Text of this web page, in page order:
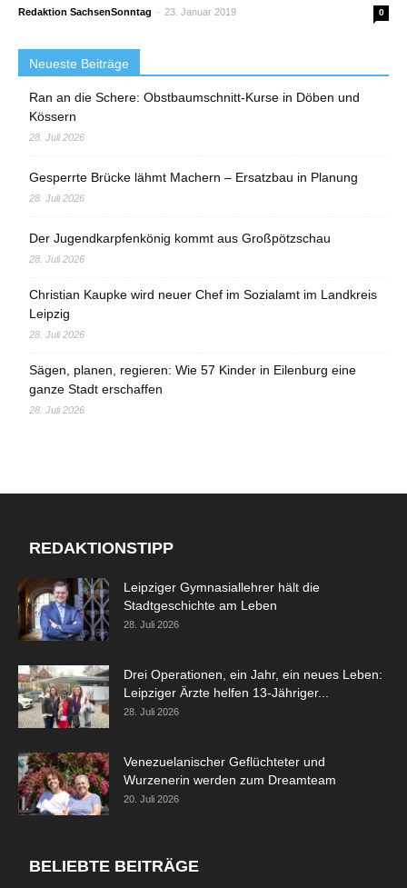
Redaktion SachsenSonntag - 23. Januar 2019 0
Neueste Beiträge
Ran an die Schere: Obstbaumschnitt-Kurse in Döben und
Kössern
28. Juli 2026
Gesperrte Brücke lähmt Machern – Ersatzbau in Planung
28. Juli 2026
Der Jugendkarpfenkönig kommt aus Großpötzschau
28. Juli 2026
Christian Kaupke wird neuer Chef im Sozialamt im Landkreis
Leipzig
28. Juli 2026
Sägen, planen, regieren: Wie 57 Kinder in Eilenburg eine
ganze Stadt erschaffen
28. Juli 2026
REDAKTIONSTIPP
Leipziger Gymnasiallehrer hält die
Stadtgeschichte am Leben
28. Juli 2026
Drei Operationen, ein Jahr, ein neues Leben:
Leipziger Ärzte helfen 13-Jähriger...
28. Juli 2026
Venezuelanischer Geflüchteter und
Wurzenerin werden zum Dreamteam
20. Juli 2026
BELIEBTE BEITRÄGE